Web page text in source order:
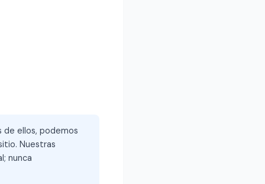
de ellos, podemos
Nuestras
nunca